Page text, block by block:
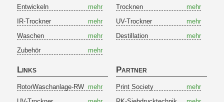
Entwickeln
mehr Trocknen
mehr
IR-Trockner
mehr UV-Trockner
mehr
Waschen
mehr Destillation
mehr
Zubehör
mehr
Links
RotorWaschanlage-RW mehr
Partner
Print Society
mehr